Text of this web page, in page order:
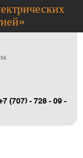
(707) - 728 - 09 -